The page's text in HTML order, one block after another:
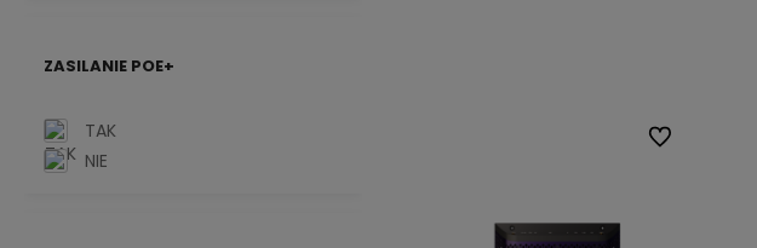
ZASILANIE POE+
TAK
NIE
Do ulubionych